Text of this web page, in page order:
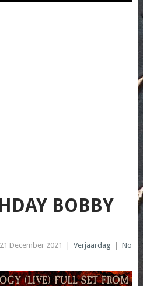
BOBBY
21 December 2021 Verjaardag
No